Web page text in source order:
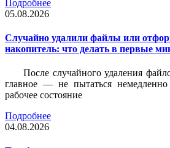
Подробнее
05.08.2026
Случайно удалили файлы или
накопитель: что делать в первые
После случайного удаления
главное — не пытаться немедленно
рабочее состояние
Подробнее
04.08.2026